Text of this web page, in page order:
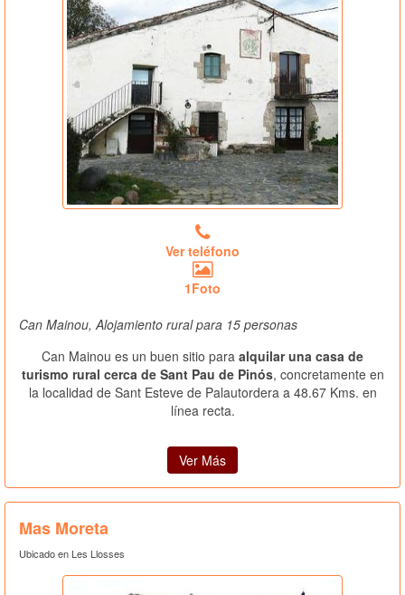
Ver teléfono
1Foto
Can Mainou, Alojamiento rural para 15 personas
Can Mainou es un buen sitio para alquilar una casa de
turismo rural cerca de Sant Pau de Pinós, concretamente en
la localidad de Sant Esteve de Palautordera a 48.67 Kms. en
línea recta.
Ver Más
Mas Moreta
Ubicado en Les Llosses